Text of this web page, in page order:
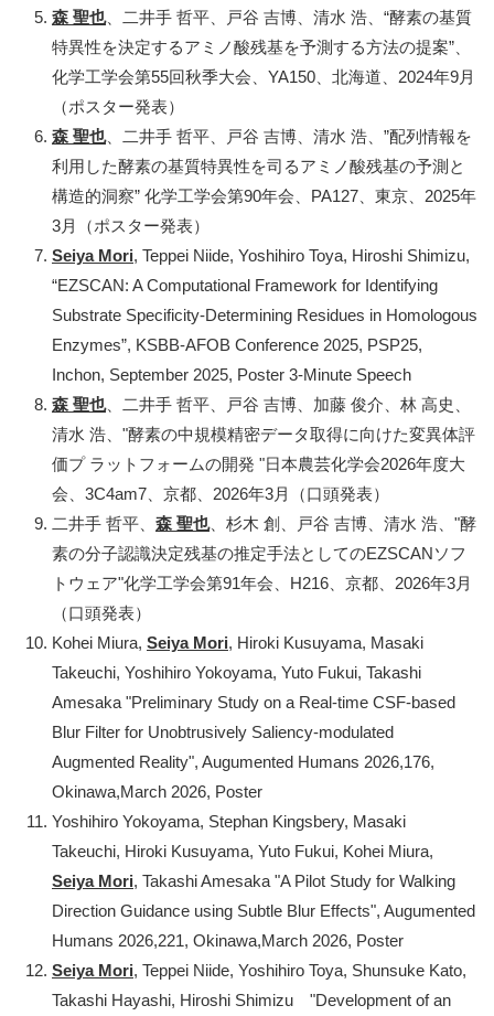
森 聖也、二井手 哲平、戸谷 吉博、清水 浩、“酵素の基質
特異性を決定するアミノ酸残基を予測する方法の提案”、
化学工学会第55回秋季大会、YA150、北海道、2024年9月
（ポスター発表）
森 聖也、二井手 哲平、戸谷 吉博、清水 浩、”配列情報を
利用した酵素の基質特異性を司るアミノ酸残基の予測と
構造的洞察” 化学工学会第90年会、PA127、東京、2025年
3月（ポスター発表）
Seiya Mori, Teppei Niide, Yoshihiro Toya, Hiroshi Shimizu,
“EZSCAN: A Computational Framework for Identifying
Substrate Specificity-Determining Residues in Homologous
Enzymes”, KSBB-AFOB Conference 2025, PSP25,
Inchon, September 2025, Poster 3-Minute Speech
森 聖也、二井手 哲平、戸谷 吉博、加藤 俊介、林 高史、
清水 浩、"酵素の中規模精密データ取得に向けた変異体評
価プ ラットフォームの開発 "日本農芸化学会2026年度大
会、3C4am7、京都、2026年3月（口頭発表）
二井手 哲平、 森 聖也、杉木 創、戸谷 吉博、清水 浩、"酵
素の分子認識決定残基の推定手法としてのEZSCANソフ
トウェア"化学工学会第91年会、H216、京都、2026年3月
（口頭発表）
Kohei Miura, Seiya Mori, Hiroki Kusuyama, Masaki
Takeuchi, Yoshihiro Yokoyama, Yuto Fukui, Takashi
Amesaka "Preliminary Study on a Real-time CSF-based
Blur Filter for Unobtrusively Saliency-modulated
Augmented Reality", Augumented Humans 2026,176,
Okinawa,March 2026, Poster
Yoshihiro Yokoyama, Stephan Kingsbery, Masaki
Takeuchi, Hiroki Kusuyama, Yuto Fukui, Kohei Miura,
Seiya Mori, Takashi Amesaka "A Pilot Study for Walking
Direction Guidance using Subtle Blur Effects", Augumented
Humans 2026,221, Okinawa,March 2026, Poster
Seiya Mori, Teppei Niide, Yoshihiro Toya, Shunsuke Kato,
Takashi Hayashi, Hiroshi Shimizu "Development of an